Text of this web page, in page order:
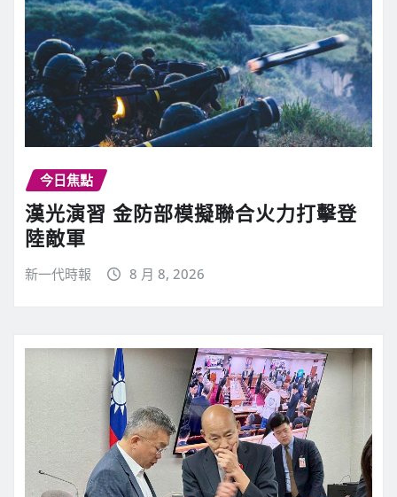
今日焦點
漢光演習 金防部模擬聯合火力打擊登
陸敵軍
新一代時報 8 月 8, 2026